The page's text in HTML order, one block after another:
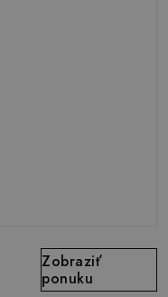
Zobraziť
ponuku